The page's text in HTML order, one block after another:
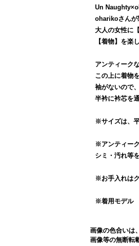
Un
oharikoさんが
大人の女性に
【着物】を楽
アンティーク
この上に着物
袖がないので
半衿に衿芯を
※サイズは、
※アンティー
シミ・汚れ等
※お手入れは
※着用モデル
画像の色合いは
画像等の無断転